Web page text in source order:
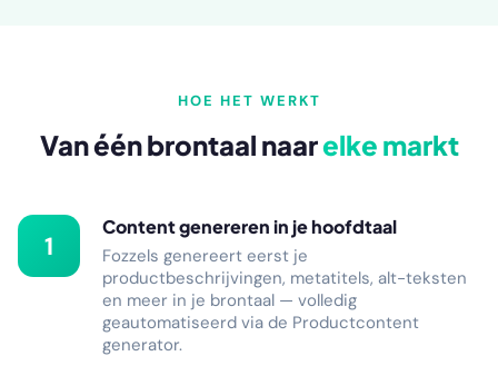
HOE HET WERKT
Van één brontaal naarelke markt
1
Content genereren in je hoofdtaal
Fozzels genereert eerst je
productbeschrijvingen, metatitels, alt-teksten
en meer in je brontaal — volledig
geautomatiseerd via de Productcontent
generator.